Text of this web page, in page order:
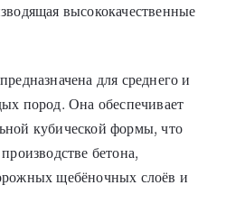
высококачественные
для среднего и
пород. Она обеспечивает
кубической формы, что
бетона,
щебёночных слоёв и